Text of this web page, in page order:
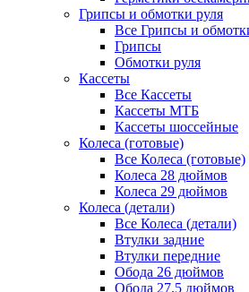
Грипсы и обмотки руля
Все Грипсы и
Грипсы
Обмотки руля
Кассеты
Все Кассеты
Кассеты МТБ
Кассеты шоссейные
Колеса (готовые)
Все Колеса (готовые)
Колеса 28 дюймов
Колеса 29 дюймов
Колеса (детали)
Все Колеса (детали)
Втулки задние
Втулки передние
Обода 26 дюймов
Обода 27.5 дюймов